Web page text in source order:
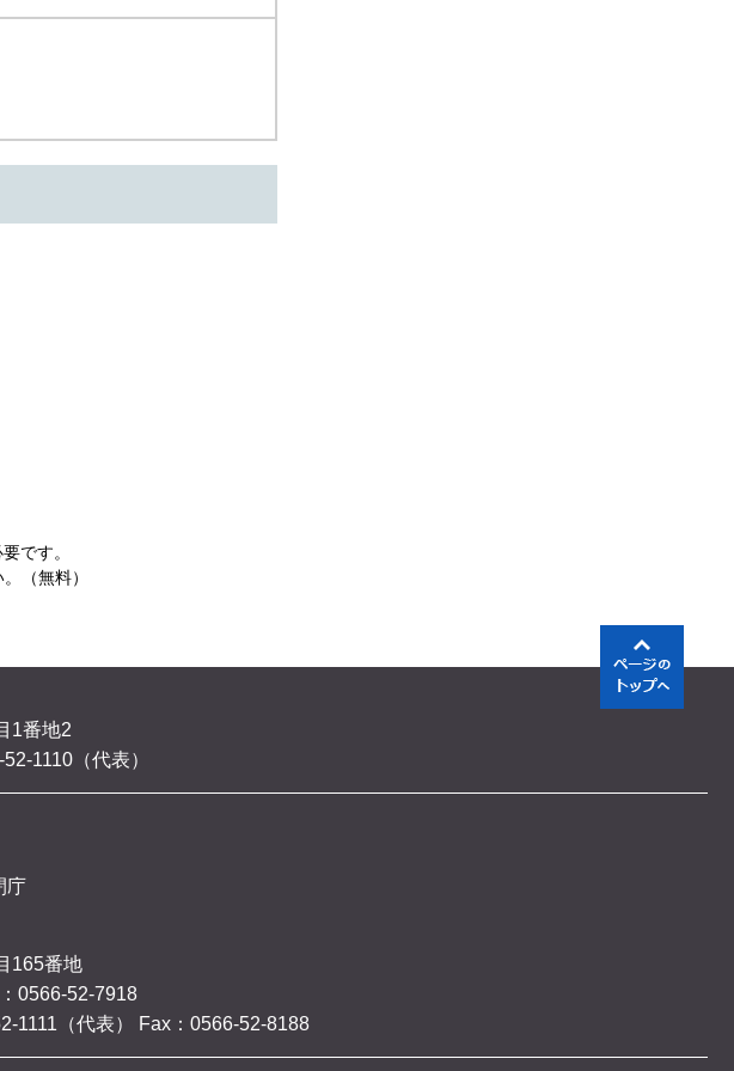
です。
（無料）
1番地2
1110（代表）
庁
165番地
0566-52-7918
1111（代表） Fax：0566-52-8188